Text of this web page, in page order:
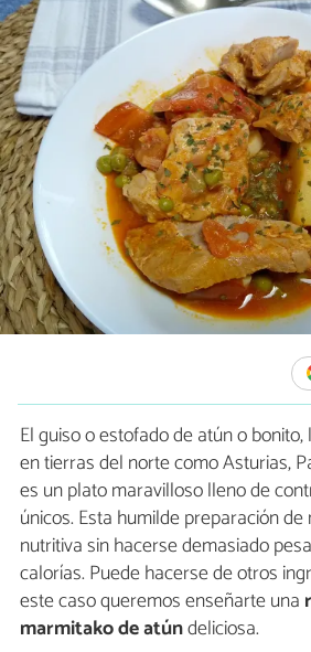
El guiso o estofado de atún o
en tierras del norte como Asturias,
es un plato maravilloso lleno de
únicos. Esta humilde preparación
nutritiva sin hacerse demasiado
calorías. Puede hacerse de otros
este caso queremos enseñarte una
marmitako de atúndeliciosa.